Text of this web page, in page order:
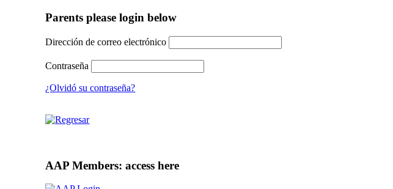
Parents please login below
Dirección de correo electrónico
Contraseña
¿Olvidó su contraseña?
AAP Members: access here